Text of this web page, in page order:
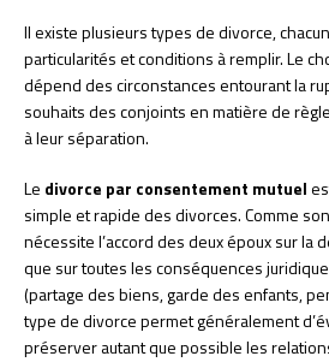
Il existe plusieurs types de divorce,
particularités et conditions à remplir. Le
dépend des circonstances entourant la
souhaits des conjoints en matière de
à leur séparation.
Le divorce par consentement mutuel
simple et rapide des divorces. Comme
nécessite l’accord des deux époux sur la
que sur toutes les conséquences
(partage des biens, garde des enfants,
type de divorce permet généralement
préserver autant que possible les